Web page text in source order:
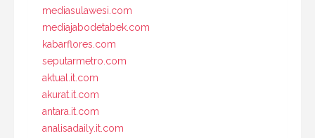
mediasulawesi.com
mediajabodetabek.com
kabarflores.com
seputarmetro.com
aktual.it.com
akurat.it.com
antara.it.com
analisadaily.it.com